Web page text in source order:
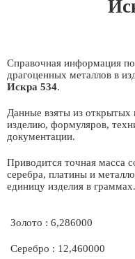
Справочная информация
драгоценных металлов в
Искра 534.
Данные взяты из открытых
изделию, формуляров,
документации.
Приводится точная масса
серебра, платины и
единицу изделия в граммах.
Золото : 6,286000
Серебро : 12,460000